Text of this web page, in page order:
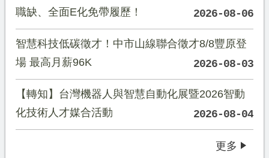
職缺、全面E化免帶履歷！
2026-08-06
智慧科技低碳徵才！中市山線聯合徵才8/8豐原登
場 最高月薪96K
2026-08-03
【轉知】台灣機器人與智慧自動化展暨2026智動
化技術人才媒合活動
2026-08-04
更多